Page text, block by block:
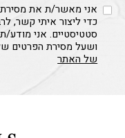
אני מאשר/ת את מסירת
כדי ליצור איתי קשר,
סטטיסטיים. אני
ושעל מסירת הפרטים
של האתר